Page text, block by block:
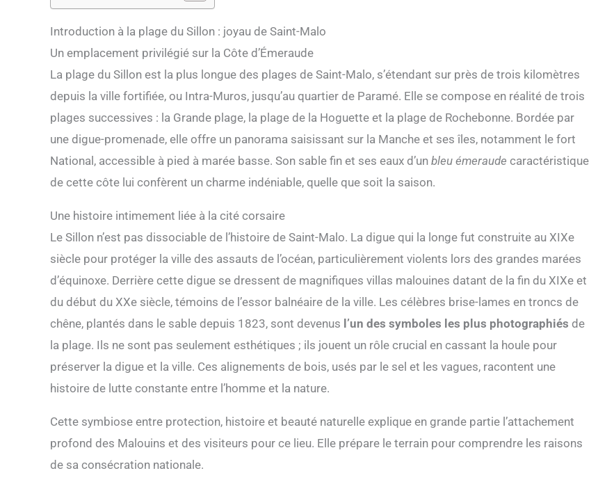
Introduction à la plage du Sillon : joyau de Saint-Malo
Un emplacement privilégié sur la Côte d’Émeraude
La plage du Sillon est la plus longue des plages de Saint-Malo, s’étendant sur près de trois kilomètres
depuis la ville fortifiée, ou Intra-Muros, jusqu’au quartier de Paramé. Elle se compose en réalité de trois
plages successives : la Grande plage, la plage de la Hoguette et la plage de Rochebonne. Bordée par
une digue-promenade, elle offre un panorama saisissant sur la Manche et ses îles, notamment le fort
National, accessible à pied à marée basse. Son sable fin et ses eaux d’un bleu émeraude caractéristique
de cette côte lui confèrent un charme indéniable, quelle que soit la saison.
Une histoire intimement liée à la cité corsaire
Le Sillon n’est pas dissociable de l’histoire de Saint-Malo. La digue qui la longe fut construite au XIXe
siècle pour protéger la ville des assauts de l’océan, particulièrement violents lors des grandes marées
d’équinoxe. Derrière cette digue se dressent de magnifiques villas malouines datant de la fin du XIXe et
du début du XXe siècle, témoins de l’essor balnéaire de la ville. Les célèbres brise-lames en troncs de
chêne, plantés dans le sable depuis 1823, sont devenus l’un des symboles les plus photographiés de
la plage. Ils ne sont pas seulement esthétiques ; ils jouent un rôle crucial en cassant la houle pour
préserver la digue et la ville. Ces alignements de bois, usés par le sel et les vagues, racontent une
histoire de lutte constante entre l’homme et la nature.
Cette symbiose entre protection, histoire et beauté naturelle explique en grande partie l’attachement
profond des Malouins et des visiteurs pour ce lieu. Elle prépare le terrain pour comprendre les raisons
de sa consécration nationale.